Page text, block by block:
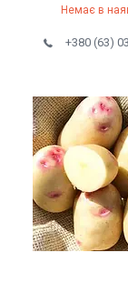
Немає в
+380 (63)